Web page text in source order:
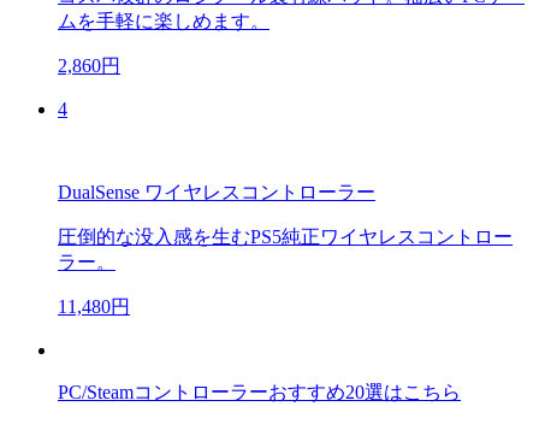
ムを手軽に楽しめます。
2,860円
4
DualSense ワイヤレスコントローラー
圧倒的な没入感を生むPS5純正ワイヤレスコントロー
ラー。
11,480円
PC/Steamコントローラーおすすめ20選はこちら